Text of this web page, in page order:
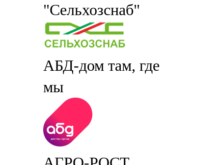
"Сельхозснаб"
АБД-дом там, где
мы